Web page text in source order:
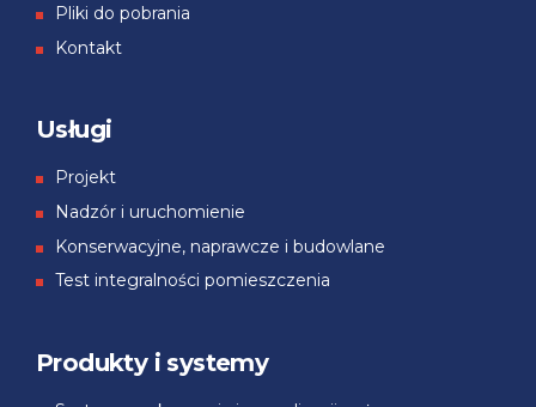
Pliki do pobrania
Kontakt
Usługi
Projekt
Nadzór i uruchomienie
Konserwacyjne, naprawcze i budowlane
Test integralności pomieszczenia
Produkty i systemy